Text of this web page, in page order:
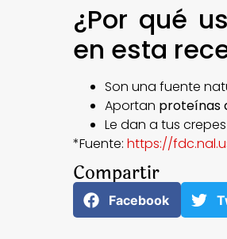
¿Por qué
en esta
Son una fuente
Aportan proteínas
Le dan a tus
*Fuente: https://
Compartir
Facebook